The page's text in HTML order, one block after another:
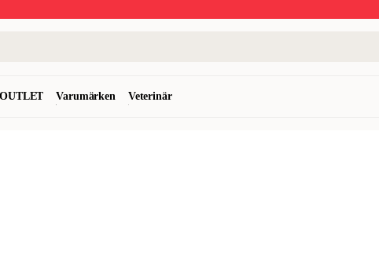
OUTLET Varumärken Veterinär